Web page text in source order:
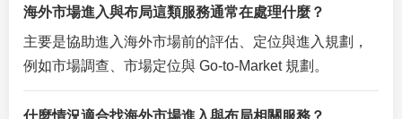
海外市場進入與布局這類服務通常在處理什麼？
主要是協助進入海外市場前的評估、定位與進入規劃，
例如市場調查、市場定位與 Go-to-Market 規劃。
什麼情況適合找海外市場進入與布局相關服務？